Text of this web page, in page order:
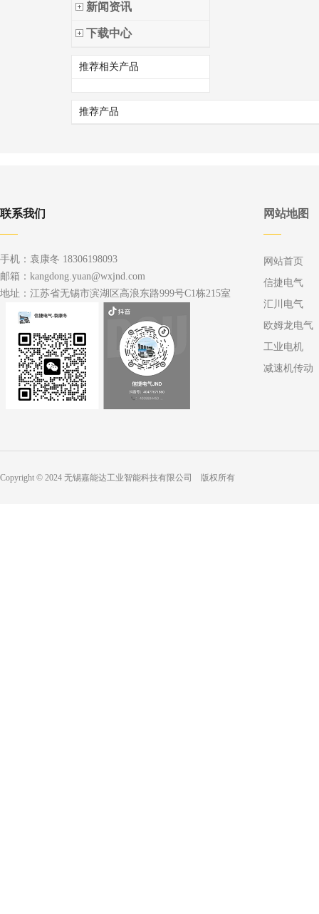
新闻资讯
下载中心
推荐相关产品
推荐产品
联系我们
手机：袁康冬 18306198093
邮箱：kangdong.yuan@wxjnd.com
地址：江苏省无锡市滨湖区高浪东路999号C1栋215室
网站地图
网站首页
信捷电气
汇川电气
欧姆龙电气
工业电机
减速机传动
Copyright © 2024 无锡嘉能达工业智能科技有限公司 版权所有